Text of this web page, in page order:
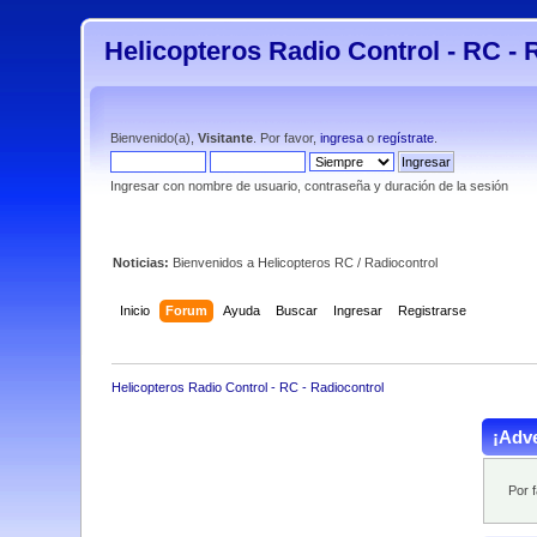
Helicopteros Radio Control - RC -
Bienvenido(a),Visitante . Por favor,ingresa oregístrate
Ingresar con nombre de usuario, contraseña y duración de la sesión
Noticias: Bienvenidos a Helicopteros RC / Radiocontrol
Inicio Forum Ayuda Buscar Ingresar Registrarse
Helicopteros Radio Control - RC - Radiocontrol
Por